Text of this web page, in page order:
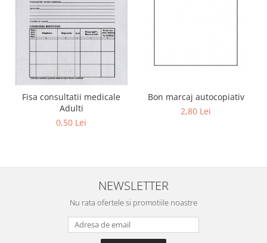
Fisa consultatii medicale
Adulti
0,50 Lei
Bon marcaj autocopiativ
2,80 Lei
NEWSLETTER
Nu rata ofertele si promotiile noastre